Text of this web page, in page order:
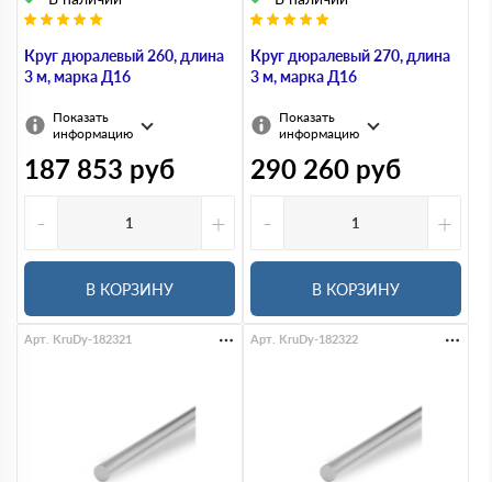
Круг дюралевый 260, длина
3 м, марка Д16
Показать
информацию
187 853 руб
-
+
В КОРЗИНУ
Круг дюралевый 270, длина
3 м, марка Д16
Показать
информацию
290 260 руб
-
+
В КОРЗИНУ
Арт. KruDy-182321 Арт. KruDy-182322